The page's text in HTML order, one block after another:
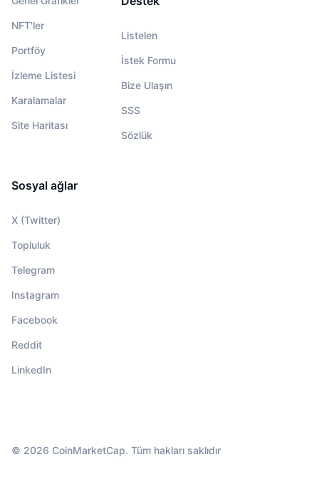
NFT'ler
Portföy
İzleme Listesi
Karalamalar
Site Haritası
Listelen
İstek Formu
Bize Ulaşın
SSS
Sözlük
Sosyal ağlar
X (Twitter)
Topluluk
Telegram
Instagram
Facebook
Reddit
LinkedIn
© 2026 CoinMarketCap. Tüm hakları saklıdır